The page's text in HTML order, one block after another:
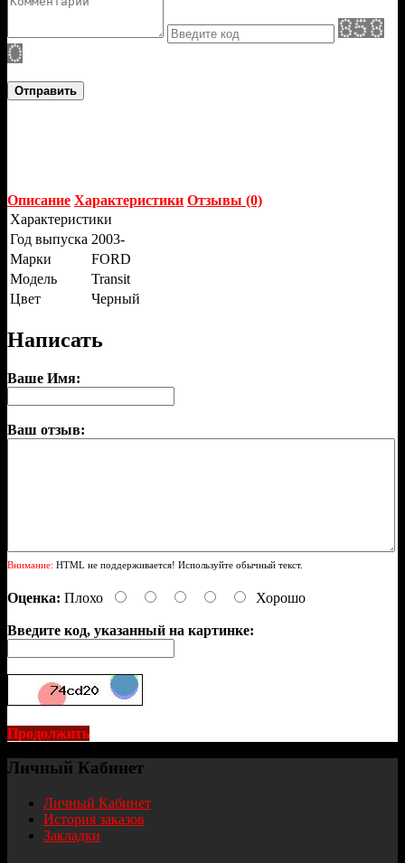
Отправить
Описание Характеристики Отзывы (0)
Характеристики
Год выпуска 2003-
Марки
FORD
Модель
Transit
Цвет
Черный
Написать
Ваше Имя:
Ваш отзыв:
Внимание: HTML не поддерживается! Используйте обычный текст.
Оценка: Плохо Хорошо
Введите код, указанный на картинке:
Продолжить
Личный Кабинет
Личный Кабинет
История заказов
Закладки